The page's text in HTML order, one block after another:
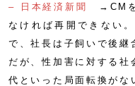
– 日本経済新聞
→CMを
なければ再開できない
で、社長は子飼いで後継
だが、性加害に対する社
代といった局面転換がな